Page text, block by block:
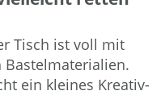
Tisch ist voll mit
Bastelmaterialien.
ein kleines Kreativ-